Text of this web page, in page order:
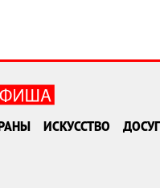
ИСКУССТВО ДОСУГ